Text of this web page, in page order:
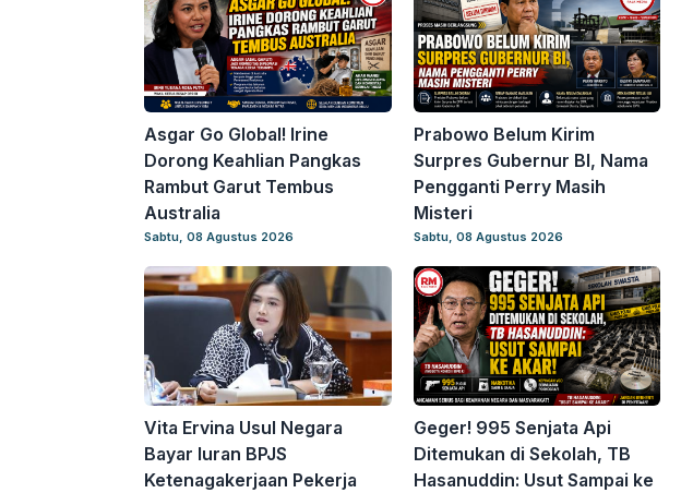
Asgar Go Global! Irine
Dorong Keahlian Pangkas
Rambut Garut Tembus
Australia
Sabtu, 08 Agustus 2026
Prabowo Belum Kirim
Surpres Gubernur BI, Nama
Pengganti Perry Masih
Misteri
Sabtu, 08 Agustus 2026
Vita Ervina Usul Negara
Bayar Iuran BPJS
Ketenagakerjaan Pekerja
Geger! 995 Senjata Api
Ditemukan di Sekolah, TB
Hasanuddin: Usut Sampai ke